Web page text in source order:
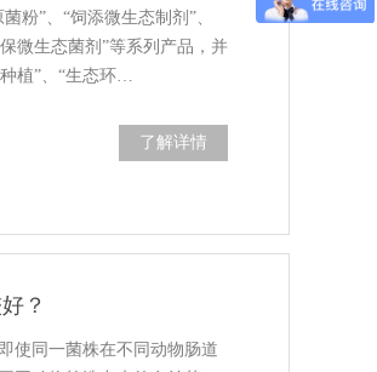
粉”、“饲添微生态制剂”、
微生态菌剂”等系列产品，并
植”、“生态环…
了解详情
？
使同一菌株在不同动物肠道